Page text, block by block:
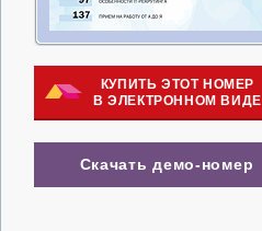
КУПИТЬ ЭТОТ НОМЕР
В ЭЛЕКТРОННОМ ВИДЕ
Скачать демо-номер